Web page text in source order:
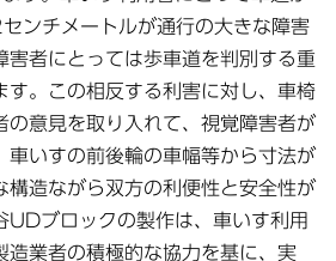
ンチメートルが通行の大きな障害
害者にとっては歩車道を判別する重
す。この相反する利害に対し、車椅
の意見を取り入れて、視覚障害者が
車いすの前後輪の車幅等から寸法が
構造ながら双方の利便性と安全性が
UDブロックの製作は、車いす利用
造業者の積極的な協力を基に、実